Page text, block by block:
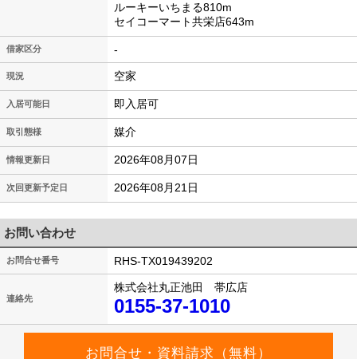
ルーキーいちまる810m
セイコーマート共栄店643m
借家区分 -
現況 空家
入居可能日 即入居可
取引態様 媒介
情報更新日 2026年08月07日
次回更新予定日 2026年08月21日
お問い合わせ
お問合せ番号 RHS-TX019439202
連絡先
株式会社丸正池田 帯広店
0155-37-1010